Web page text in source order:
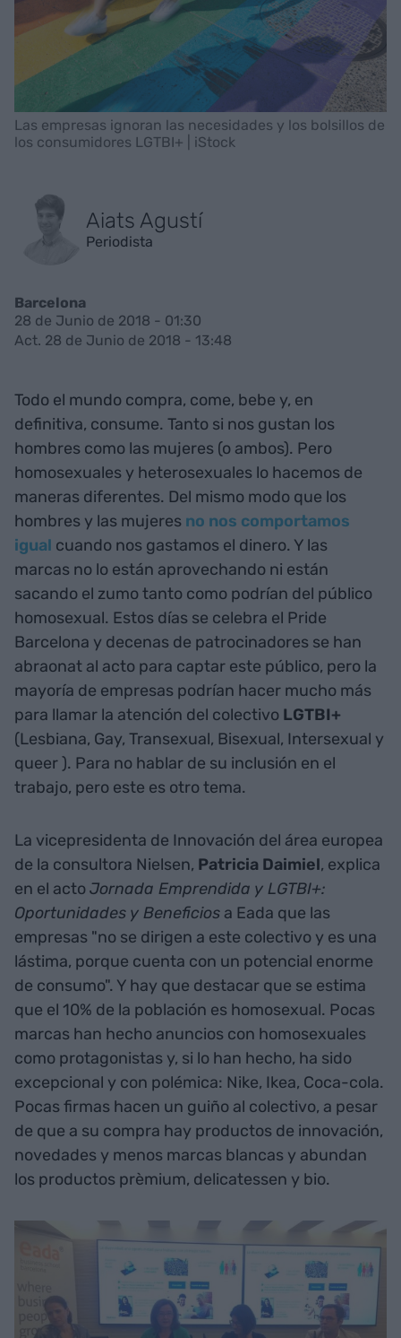
Las empresas ignoran las necesidades y los bolsillos de
los consumidores LGTBI+ | iStock
Aiats Agustí
Periodista
Barcelona
28 de Junio de 2018 - 01:30
Act. 28 de Junio de 2018 - 13:48
Todo el mundo compra, come, bebe y, en
definitiva, consume. Tanto si nos gustan los
hombres como las mujeres (o ambos). Pero
homosexuales y heterosexuales lo hacemos de
maneras diferentes. Del mismo modo que los
hombres y las mujeres no nos comportamos
igual cuando nos gastamos el dinero. Y las
marcas no lo están aprovechando ni están
sacando el zumo tanto como podrían del público
homosexual. Estos días se celebra el Pride
Barcelona y decenas de patrocinadores se han
abraonat al acto para captar este público, pero la
mayoría de empresas podrían hacer mucho más
para llamar la atención del colectivo LGTBI+
(Lesbiana, Gay, Transexual, Bisexual, Intersexual y
queer). Para no hablar de su inclusión en el
trabajo, pero este es otro tema.
La vicepresidenta de Innovación del área europea
de la consultora Nielsen, Patricia Daimiel, explica
en el actoJornada Emprendida y LGTBI+:
Oportunidades y Beneficios a Eada que las
empresas "no se dirigen a este colectivo y es una
lástima, porque cuenta con un potencial enorme
de consumo". Y hay que destacar que se estima
que el 10% de la población es homosexual. Pocas
marcas han hecho anuncios con homosexuales
como protagonistas y, si lo han hecho, ha sido
excepcional y con polémica: Nike, Ikea, Coca-cola.
Pocas firmas hacen un guiño al colectivo, a pesar
de que a su compra hay productos de innovación,
novedades y menos marcas blancas y abundan
los productos prèmium, delicatessen y bio.